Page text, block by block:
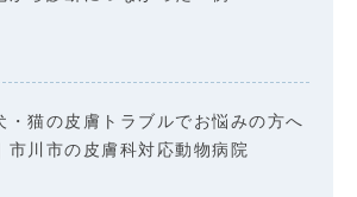
・猫の皮膚トラブルでお悩みの方へ
市川市の皮膚科対応動物病院